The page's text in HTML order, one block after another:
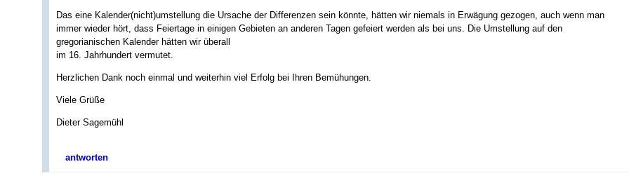
Das eine Kalender(nicht)umstellung die Ursache der Differenzen sein könnte, hätten wir niemals in Erwägung gezogen, auch wenn man
immer wieder hört, dass Feiertage in einigen Gebieten an anderen Tagen gefeiert werden als bei uns. Die Umstellung auf den
gregorianischen Kalender hätten wir überall
im 16. Jahrhundert vermutet.
Herzlichen Dank noch einmal und weiterhin viel Erfolg bei Ihren Bemühungen.
Viele Grüße
Dieter Sagemühl
antworten